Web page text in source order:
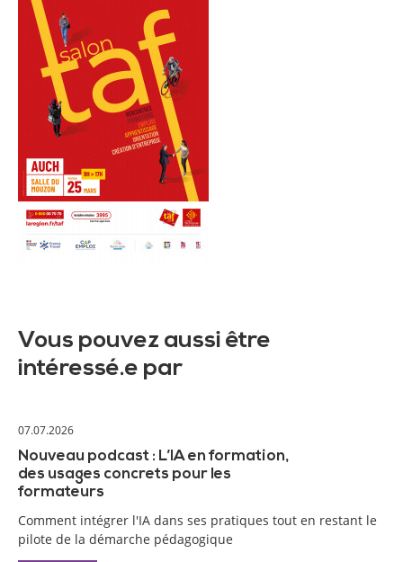
Vous pouvez aussi être
intéressé.e par
07.07.2026
Nouveau podcast : L’IA en formation,
des usages concrets pour les
formateurs
Comment intégrer l'IA dans ses pratiques tout en restant le
pilote de la démarche pédagogique